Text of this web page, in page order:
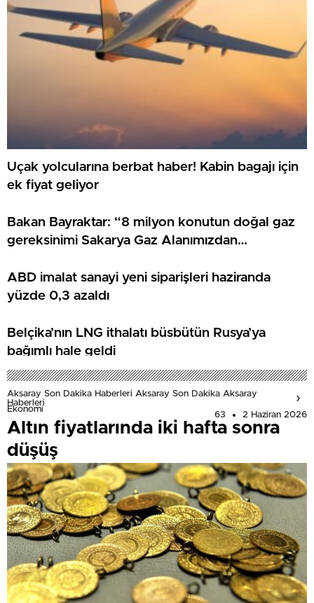
Uçak yolcularına berbat haber! Kabin bagajı için
ek fiyat geliyor
Bakan Bayraktar: “8 milyon konutun doğal gaz
gereksinimi Sakarya Gaz Alanımızdan
ABD imalat sanayi yeni siparişleri haziranda
yüzde 0,3 azaldı
Belçika’nın LNG ithalatı büsbütün Rusya’ya
bağımlı hale geldi
Aksaray Son Dakika Haberleri Aksaray Son Dakika Aksaray
Haberleri
Ekonomi
63 2 Haziran 2026
Altın fiyatlarında iki hafta sonra
düşüş